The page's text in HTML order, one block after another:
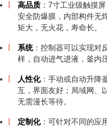
高品质 ：7寸工业级触摸
安全防爆膜，内部构件无
矩大，无火花，寿命长。
系统：控制器可以实现对
样，自动进气进液，釜内
人性化：手动或自动升降
互，界面友好；局域网、
无需漫长等待。
定制化：可针对不同的应